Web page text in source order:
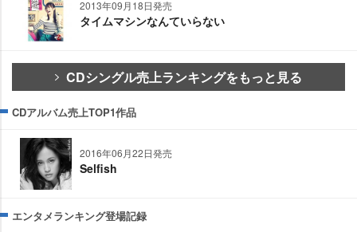
2013年09月18日発売
タイムマシンなんていらない
CDシングル売上ランキングをもっと見る
CDアルバム売上TOP1作品
2016年06月22日発売
Selfish
エンタメランキング登場記録